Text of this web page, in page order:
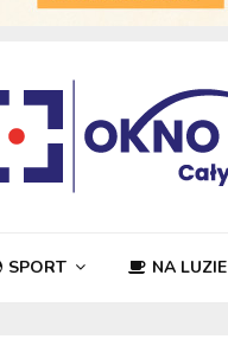
SPORT NA LUZIE